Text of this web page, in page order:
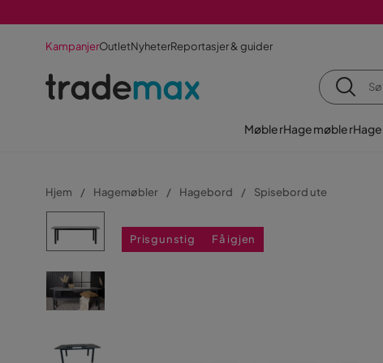
KampanjerOutletNyheterReportasjer & guider
MøblerHagemøblerHage
Hjem Hagemøbler Hagebord Spisebord ute
Prisgunstig Få igjen